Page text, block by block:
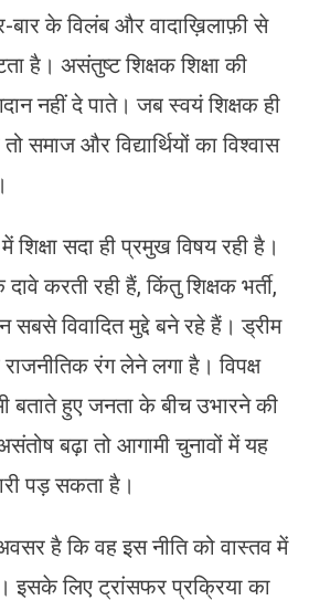
बार के विलंब और वादाख़िलाफ़ी से
है। असंतुष्ट शिक्षक शिक्षा की
नहीं दे पाते। जब स्वयं शिक्षक ही
समाज और विद्यार्थियों का विश्वास
शिक्षा सदा ही प्रमुख विषय रही है।
करती रही हैं, किंतु शिक्षक भर्ती,
विवादित मुद्दे बने रहे हैं। ड्रीम
राजनीतिक रंग लेने लगा है। विपक्ष
बताते हुए जनता के बीच उभारने की
बढ़ा तो आगामी चुनावों में यह
पड़ सकता है।
है कि वह इस नीति को वास्तव में
इसके लिए ट्रांसफर प्रक्रिया का